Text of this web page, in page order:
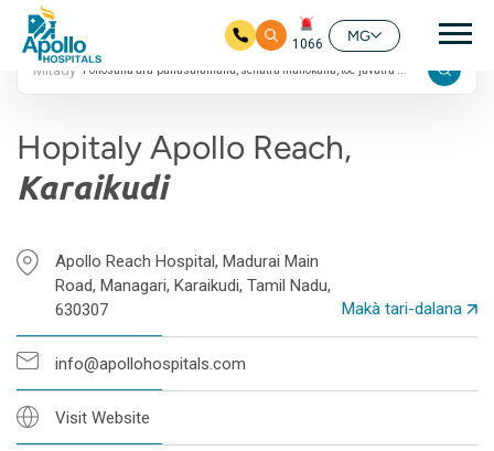
Ho any amin'ny fizarana lehibe votoaty
1066
MG
Google
Mitady
Hopitaly Apollo Reach,
Karaikudi
Apollo Reach Hospital, Madurai Main
Road, Managari, Karaikudi, Tamil Nadu,
630307
Makà tari-dalana
info@apollohospitals.com
Visit Website